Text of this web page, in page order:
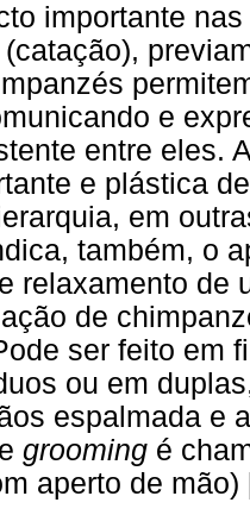
importante
(catação),
e
entre eles.
e plástica
em
também, o
relaxamento de
de
ser feito em
ou em
espalmada e
grooming é
aperto de mão)